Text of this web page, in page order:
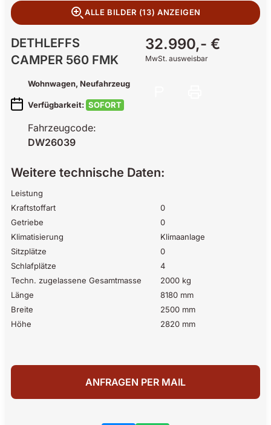
ALLE BILDER (13) ANZEIGEN
DETHLEFFS
CAMPER 560 FMK
Wohnwagen, Neufahrzeug
Verfügbarkeit: SOFORT
Fahrzeugcode:
DW26039
32.990,- €
MwSt. ausweisbar
Weitere technische Daten:
Leistung
Kraftstoffart
0
Getriebe
0
Klimatisierung
Klimaanlage
Sitzplätze
0
Schlafplätze
4
Techn. zugelassene Gesamtmasse
2000 kg
Länge
8180 mm
Breite
2500 mm
Höhe
2820 mm
ANFRAGEN PER MAIL